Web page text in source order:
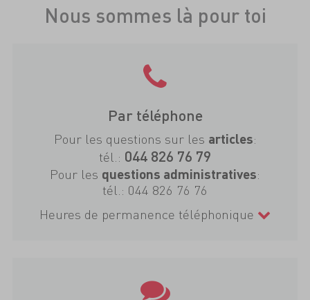
Nous sommes là pour toi
Par téléphone
Pour les questions sur les articles:
tél.: 044 826 76 79
Pour les questions administratives:
tél.: 044 826 76 76
Heures de permanence téléphonique